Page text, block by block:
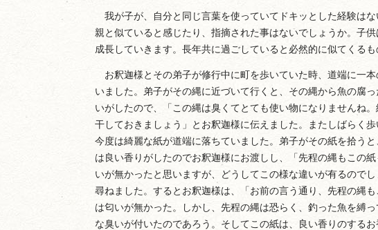
我が子が、自分と同じ言葉を使っていてドキッとした経験は
親と似ていると感じたり、指摘された事はないでしょうか。子
成長していきます。長年共に過ごしていると必然的に似てくるも
お釈迦様とその弟子が修行中に町を歩いていた時、道端に一
いました。弟子がその縄に近づいて行くと、その縄から魚の腐
いがしたので、「この縄は臭くてとても使い物になりませんね
干しておきましょう」とお釈迦様に伝えました。またしばらく歩
今度は綺麗な紙が道端に落ちていました。弟子がその紙を拾うと
は良い香りがしたのでお釈迦様にお渡しし、「先程の縄もこの
いが無かったと思いますが、どうしてこの様な違いが有るのでし
尋ねました。するとお釈迦様は、「お前の言う通り、先程の縄も
は匂いが無かった。しかし、先程の縄は恐らく、釣った魚を縛
な臭いが付いたのであろう。そしてこの紙は、良い香りのする